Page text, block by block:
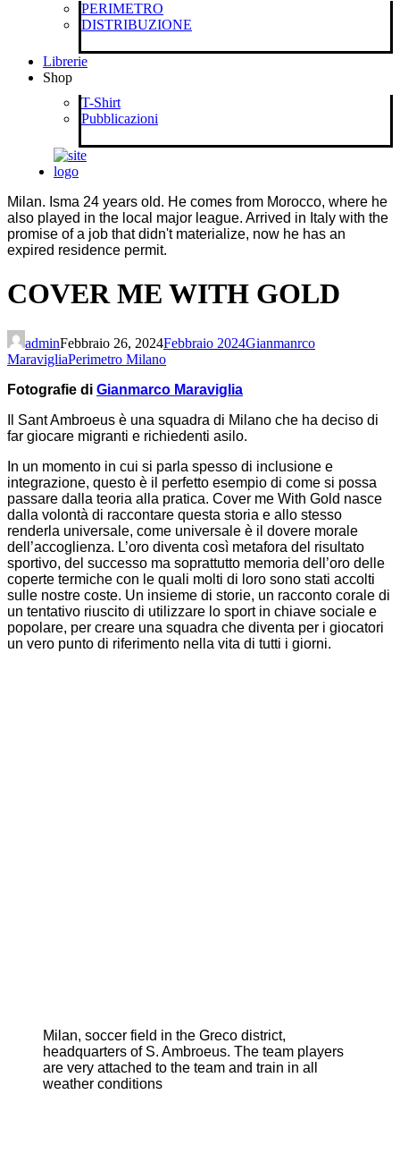
PERIMETRO
DISTRIBUZIONE
Librerie
Shop
T-Shirt
Pubblicazioni
Milan. Isma 24 years old. He comes from Morocco, where he
also played in the local major league. Arrived in Italy with the
promise of a job that didn't materialize, now he has an
expired residence permit.
COVER ME WITH GOLD
adminFebbraio 26, 2024Febbraio 2024Gianmanrco
MaravigliaPerimetro Milano
Fotografie di Gianmarco Maraviglia
Il Sant Ambroeus è una squadra di Milano che ha deciso di
far giocare migranti e richiedenti asilo.
In un momento in cui si parla spesso di inclusione e
integrazione, questo è il perfetto esempio di come si possa
passare dalla teoria alla pratica. Cover me With Gold nasce
dalla volontà di raccontare questa storia e allo stesso
renderla universale, come universale è il dovere morale
dell’accoglienza. L’oro diventa così metafora del risultato
sportivo, del successo ma soprattutto memoria dell’oro delle
coperte termiche con le quali molti di loro sono stati accolti
sulle nostre coste. Un insieme di storie, un racconto corale di
un tentativo riuscito di utilizzare lo sport in chiave sociale e
popolare, per creare una squadra che diventa per i giocatori
un vero punto di riferimento nella vita di tutti i giorni.
Milan, soccer field in the Greco district,
headquarters of S. Ambroeus. The team players
are very attached to the team and train in all
weather conditions